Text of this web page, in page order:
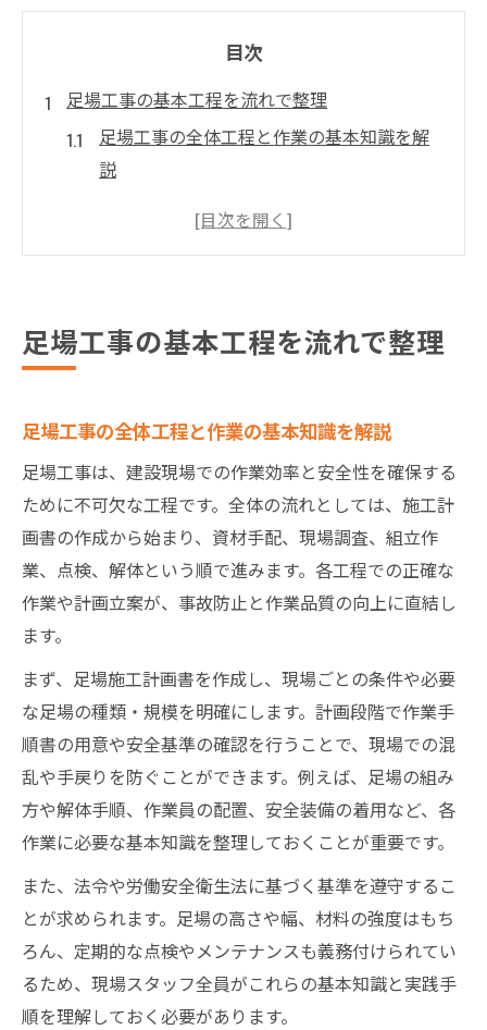
目次
足場工事の基本工程を流れで整理
足場工事の全体工程と作業の基本知識を解
説
足場工事の流れと工程ごとの注意点を知る
実務に直結する足場工事の組み方とは
足場の組み方で失敗しない基本と順番解説
現場で役立つ足場工事の組立手順を整理
足場工事の組み方に必要な基本知識とは
単管足場の組み方手順と安全確保の秘訣
安全確保に役立つ足場工事の手順書活用法
足場工事の手順書が安全確保に果たす役割
方
足場工事の安全基準を守る手順書作成のコ
ツ
足場工事の手順書で防げる現場のリスクと
は
足場工事の手順書を活用した安全管理術
覚えておきたい足場工事の施工計画書要点
足場工事の施工計画書で漏れなく管理する
方法
足場工事の計画書作成に必要な基本知識ま
足場工事の基本工程を流れで整理
足場工事の全体工程と作業の基本知識を解説
足場工事は、建設現場での作業効率と安全性を確保する
ために不可欠な工程です。全体の流れとしては、施工計
画書の作成から始まり、資材手配、現場調査、組立作
業、点検、解体という順で進みます。各工程での正確な
作業や計画立案が、事故防止と作業品質の向上に直結し
ます。
まず、足場施工計画書を作成し、現場ごとの条件や必要
な足場の種類・規模を明確にします。計画段階で作業手
順書の用意や安全基準の確認を行うことで、現場での混
乱や手戻りを防ぐことができます。例えば、足場の組み
方や解体手順、作業員の配置、安全装備の着用など、各
作業に必要な基本知識を整理しておくことが重要です。
また、法令や労働安全衛生法に基づく基準を遵守するこ
とが求められます。足場の高さや幅、材料の強度はもち
ろん、定期的な点検やメンテナンスも義務付けられてい
るため、現場スタッフ全員がこれらの基本知識と実践手
順を理解しておく必要があります。